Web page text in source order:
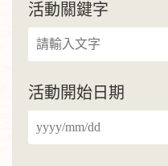
活動關鍵字
活動開始日期